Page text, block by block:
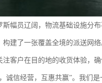
幅员辽阔，物流基础设施分
建了一张覆盖全境的派送网
客户在目的地的收货体验，
诚信经营，互惠共赢”。我们